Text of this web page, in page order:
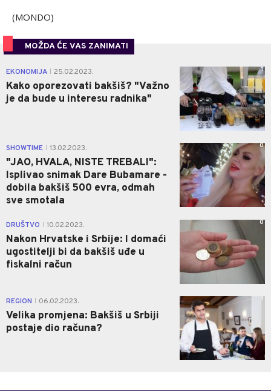
(MONDO)
MOŽDA ĆE VAS ZANIMATI
EKONOMIJA 25.02.2023.
Kako oporezovati bakšiš? "Važno
je da bude u interesu radnika"
1
SHOWTIME 13.02.2023.
"JAO, HVALA, NISTE TREBALI":
Isplivao snimak Dare Bubamare -
dobila bakšiš 500 evra, odmah
sve smotala
0
DRUŠTVO 10.02.2023.
Nakon Hrvatske i Srbije: I domaći
ugostitelji bi da bakšiš uđe u
fiskalni račun
0
REGION 06.02.2023.
Velika promjena: Bakšiš u Srbiji
postaje dio računa?
1